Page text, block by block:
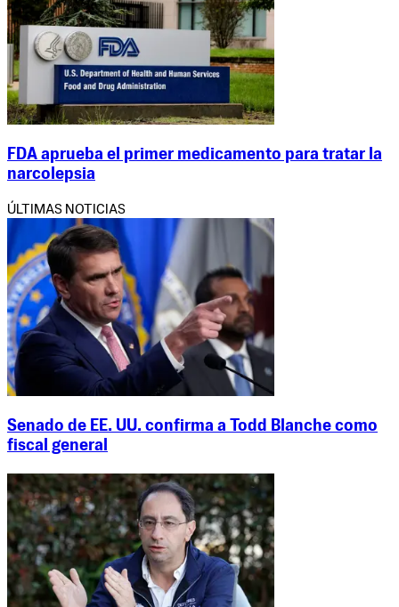
FDA aprueba el primer medicamento para tratar la
narcolepsia
ÚLTIMAS NOTICIAS
Senado de EE. UU. confirma a Todd Blanche como
fiscal general